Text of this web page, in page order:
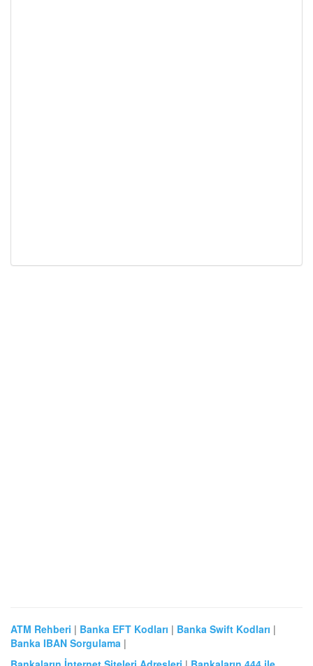
ATM Rehberi | Banka EFT Kodları | Banka Swift Kodları |
Banka IBAN Sorgulama |